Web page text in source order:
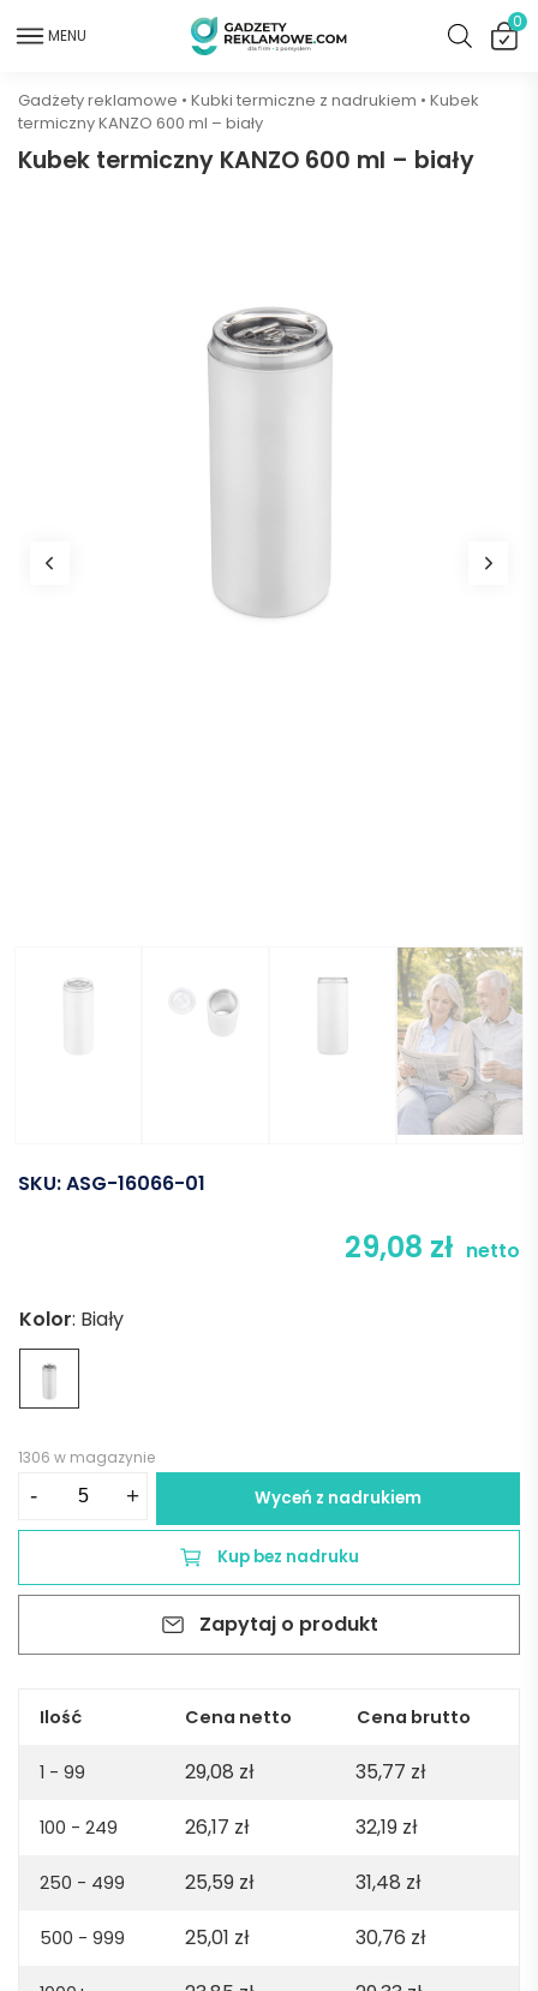
MENU
0
Gadżety reklamowe • Kubki termiczne z nadrukiem • Kubek
termiczny KANZO 600 ml – biały
Kubek termiczny KANZO 600 ml – biały
SKU:ASG-16066-01
29,08 zł netto
Kolor: Biały
1306 w magazynie
-
600
-
+ Wyceń z nadrukiem
Kup bez nadruku
Zapytaj o produkt
Ilość Cena netto Cena brutto
1 - 99 29,08 zł 35,77 zł
100 - 249 26,17 zł 32,19 zł
250 - 499 25,59 zł 31,48 zł
500 - 999 25,01 zł 30,76 zł